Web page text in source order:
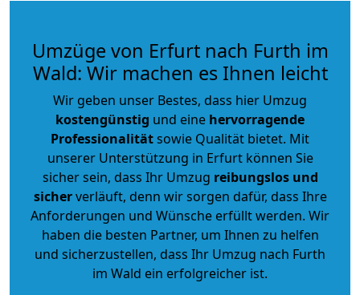
Umzüge von Erfurt nach Furth im
Wald: Wir machen es Ihnen leicht
Wir geben unser Bestes, dass hier Umzug
kostengünstig und eine hervorragende
Professionalitätsowie Qualität bietet. Mit
unserer Unterstützung in Erfurt können Sie
sicher sein, dass Ihr Umzug reibungslos und
sicherverläuft, denn wir sorgen dafür, dass Ihre
Anforderungen und Wünsche erfüllt werden. Wir
haben die besten Partner, um Ihnen zu helfen
und sicherzustellen, dass Ihr Umzug nach Furth
im Wald ein erfolgreicher ist.